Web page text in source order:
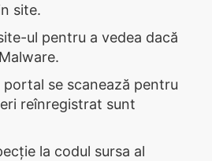
site.
ul pentru a vedea dacă
portal se scanează pentru
reînregistrat sunt
la codul sursa al